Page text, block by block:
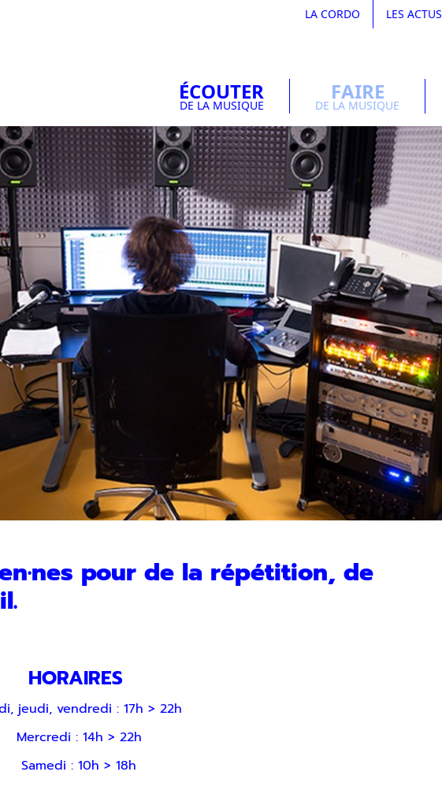
LA CORDO LES ACTUS
ÉCOUTER
DE LA MUSIQUE
FAIRE
DE LA MUSIQUE
pour de la répétition, de
HORAIRES
jeudi, vendredi : 17h > 22h
Mercredi : 14h > 22h
Samedi : 10h > 18h